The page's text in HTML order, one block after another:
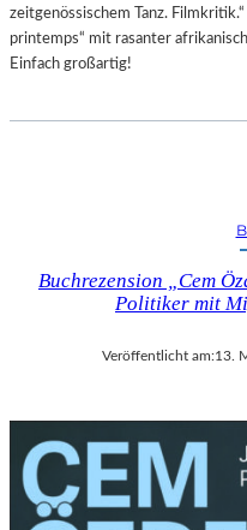
zeitgenössischem Tanz.
printemps“ mit rasanter
Einfach großartig!
Buchrezension „Cem
Politiker mit
Veröffentlicht am:13.